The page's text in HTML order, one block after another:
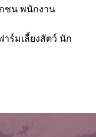
ชน พนักงาน
ร์มเลี้ยงสัตว์ นัก